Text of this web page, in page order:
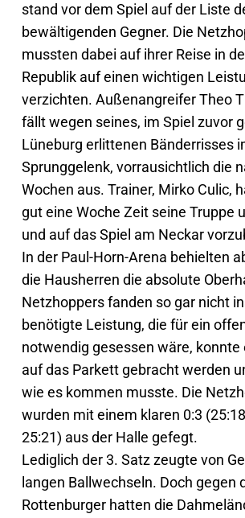
stand vor dem Spiel auf der Liste
bewältigenden Gegner. Die
mussten dabei auf ihrer Reise in
Republik auf einen wichtigen
verzichten. Außenangreifer Theo
fällt wegen seines, im Spiel zuvor
Lüneburg erlittenen Bänderrisses
Sprunggelenk, vorrausichtlich die
Wochen aus. Trainer, Mirko Culic,
gut eine Woche Zeit seine Truppe
und auf das Spiel am Neckar
In der Paul-Horn-Arena behielten
die Hausherren die absolute
Netzhoppers fanden so gar nicht
benötigte Leistung, die für ein
notwendig gesessen wäre,
auf das Parkett gebracht werden
wie es kommen musste. Die
wurden mit einem klaren 0:3
25:21) aus der Halle gefegt.
Lediglich der 3. Satz zeugte von
langen Ballwechseln. Doch gegen
Rottenburger hatten die